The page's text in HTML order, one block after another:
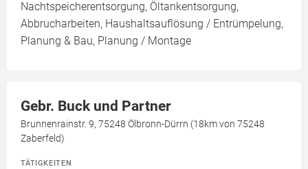
Nachtspeicherentsorgung, Öltankentsorgung,
Abbrucharbeiten, Haushaltsauflösung / Entrümpelung,
Planung & Bau, Planung / Montage
Gebr. Buck und Partner
Brunnenrainstr. 9, 75248 Ölbronn-Dürrn (18km von 75248
Zaberfeld)
TÄTIGKEITEN